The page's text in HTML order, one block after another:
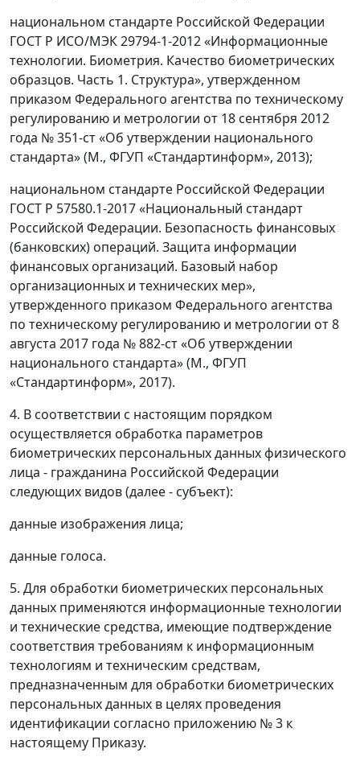
национальном стандарте Российской Федерации
ГОСТ Р ИСО/МЭК 29794-1-2012 «Информационные
технологии. Биометрия. Качество биометрических
образцов. Часть 1. Структура», утвержденном
приказом Федерального агентства по техническому
регулированию и метрологии от 18 сентября 2012
года № 351-ст «Об утверждении национального
стандарта» (М., ФГУП «Стандартинформ», 2013);
национальном стандарте Российской Федерации
ГОСТ Р 57580.1-2017 «Национальный стандарт
Российской Федерации. Безопасность финансовых
(банковских) операций. Защита информации
финансовых организаций. Базовый набор
организационных и технических мер»,
утвержденного приказом Федерального агентства
по техническому регулированию и метрологии от 8
августа 2017 года № 882-ст «Об утверждении
национального стандарта» (М., ФГУП
«Стандартинформ», 2017).
4. В соответствии с настоящим порядком
осуществляется обработка параметров
биометрических персональных данных физического
лица - гражданина Российской Федерации
следующих видов (далее - субъект):
данные изображения лица;
данные голоса.
5. Для обработки биометрических персональных
данных применяются информационные технологии
и технические средства, имеющие подтверждение
соответствия требованиям к информационным
технологиям и техническим средствам,
предназначенным для обработки биометрических
персональных данных в целях проведения
идентификации согласно приложению № 3 к
настоящему Приказу.